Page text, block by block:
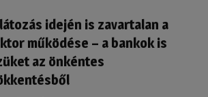
idején is zavartalan a
működése – a bankok is
az önkéntes